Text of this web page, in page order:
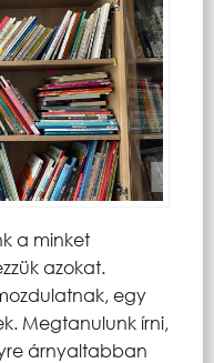
a minket
azokat.
egy
Megtanulunk írni,
árnyaltabban